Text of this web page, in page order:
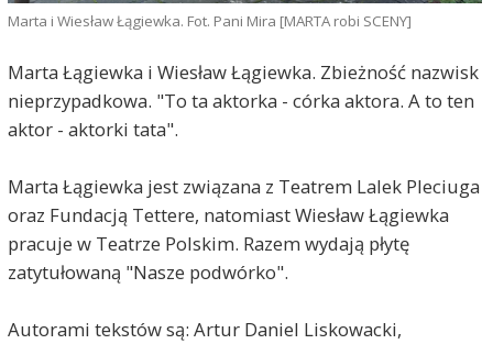
Marta i Wiesław Łągiewka. Fot. Pani Mira [MARTA robi SCENY]
Marta Łągiewka i Wiesław Łągiewka. Zbieżność nazwisk
nieprzypadkowa. "To ta aktorka - córka aktora. A to ten
aktor - aktorki tata".
Marta Łągiewka jest związana z Teatrem Lalek Pleciuga
oraz Fundacją Tettere, natomiast Wiesław Łągiewka
pracuje w Teatrze Polskim. Razem wydają płytę
zatytułowaną "Nasze podwórko".
Autorami tekstów są: Artur Daniel Liskowacki,